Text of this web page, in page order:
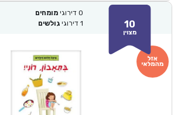
10
מצוין
0 דירוגי מומחים
1 דירוגי גולשים